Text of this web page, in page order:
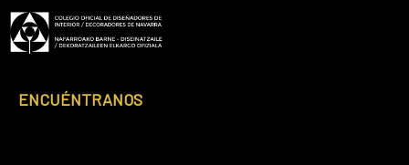
ENCUÉNTRANOS